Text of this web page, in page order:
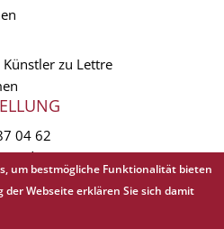
zu Lettre
04 62
All rights reserved.
um bestmögliche Funktionalität bieten
Webseite erklären Sie sich damit